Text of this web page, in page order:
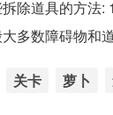
除道具的方法:
多数障碍物和道
关卡 萝卜